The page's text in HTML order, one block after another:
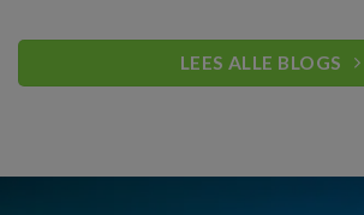
LEES ALLE BLOGS